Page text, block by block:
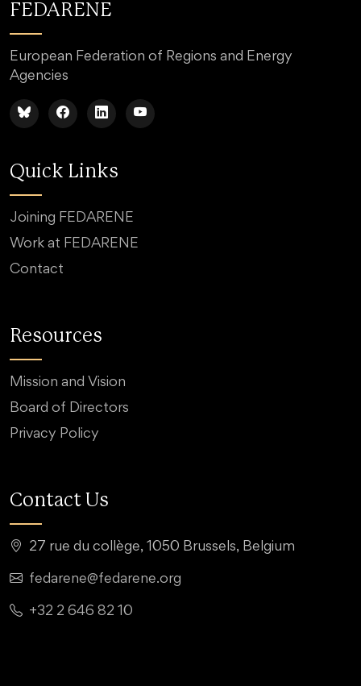
FEDARENE
European Federation of Regions and Energy
Agencies
Quick Links
Joining FEDARENE
Work at FEDARENE
Contact
Resources
Mission and Vision
Board of Directors
Privacy Policy
Contact Us
27 rue du collège, 1050 Brussels, Belgium
fedarene@fedarene.org
+32 2 646 82 10